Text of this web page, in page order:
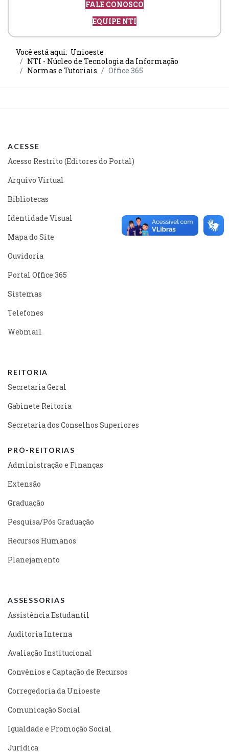
FALE CONOSCO
EQUIPE NTI
Você está aqui: Unioeste
NTI - Núcleo de Tecnologia da Informação
Normas e Tutoriais
Office 365
ACESSE
Acesso Restrito (Editores do Portal)
Arquivo Virtual
Bibliotecas
Identidade Visual
Mapa do Site
Ouvidoria
Portal Office 365
Sistemas
Telefones
Webmail
REITORIA
Secretaria Geral
Gabinete Reitoria
Secretaria dos Conselhos Superiores
PRÓ-REITORIAS
Administração e Finanças
Extensão
Graduação
Pesquisa/Pós Graduação
Recursos Humanos
Planejamento
ASSESSORIAS
Assistência Estudantil
Auditoria Interna
Avaliação Institucional
Convênios e Captação de Recursos
Corregedoria da Unioeste
Comunicação Social
Igualdade e Promoção Social
Jurídica